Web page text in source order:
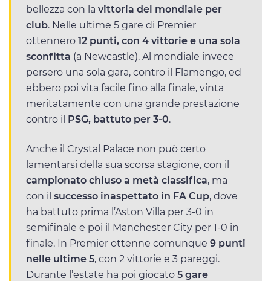
bellezza con la vittoria del mondiale per
club. Nelle ultime 5 gare di Premier
ottennero 12 punti, con 4 vittorie e una sola
sconfitta (a Newcastle). Al mondiale invece
persero una sola gara, contro il Flamengo, ed
ebbero poi vita facile fino alla finale, vinta
meritatamente con una grande prestazione
contro il PSG, battuto per 3-0.
Anche il Crystal Palace non può certo
lamentarsi della sua scorsa stagione, con il
campionato chiuso a metà classifica, ma
con il successo inaspettato in FA Cup, dove
ha battuto prima l’Aston Villa per 3-0 in
semifinale e poi il Manchester City per 1-0 in
finale. In Premier ottenne comunque 9 punti
nelle ultime 5, con 2 vittorie e 3 pareggi.
Durante l’estate ha poi giocato 5 gare